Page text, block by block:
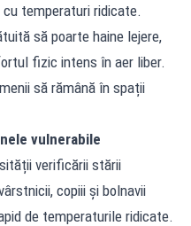
temperaturi ridicate.
să poarte haine lejere,
fizic intens în aer liber.
să rămână în spații
vulnerabile
verificării stării
copiii și bolnavii
de temperaturile ridicate.